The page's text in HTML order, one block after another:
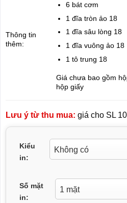
Thông tin
thêm:
6 bát cơm
1 đĩa tròn ảo 18
1 đĩa sâu lòng 18
1 đĩa vuông ảo 18
1 tô trung 18
Giá chưa bao gồm
hộp giấy
Lưu ý từ thu mua: giá cho SL
Kiểu
in:
Số mặt
in: